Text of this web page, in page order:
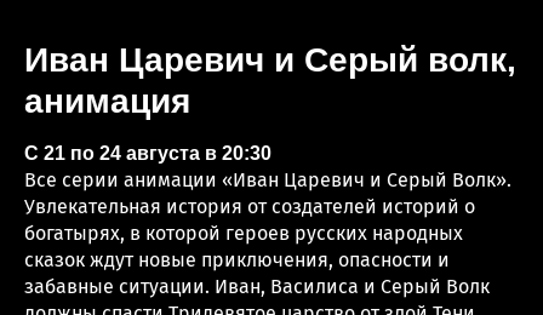
Иван Царевич и Серый волк,
анимация
С 21 по 24 августа в 20:30
Все серии анимации «Иван Царевич и Серый Волк».
Увлекательная история от создателей историй о
богатырях, в которой героев русских народных
сказок ждут новые приключения, опасности и
забавные ситуации. Иван, Василиса и Серый Волк